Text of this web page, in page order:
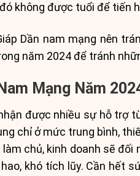
không được tuổi để tiến
Dần nam mạng nên
năm 2024 để tránh
Mạng Năm
được nhiều sự hỗ trợ
chỉ ở mức trung bình,
chủ, kinh doanh sẽ
khó tích lũy. Cần hết